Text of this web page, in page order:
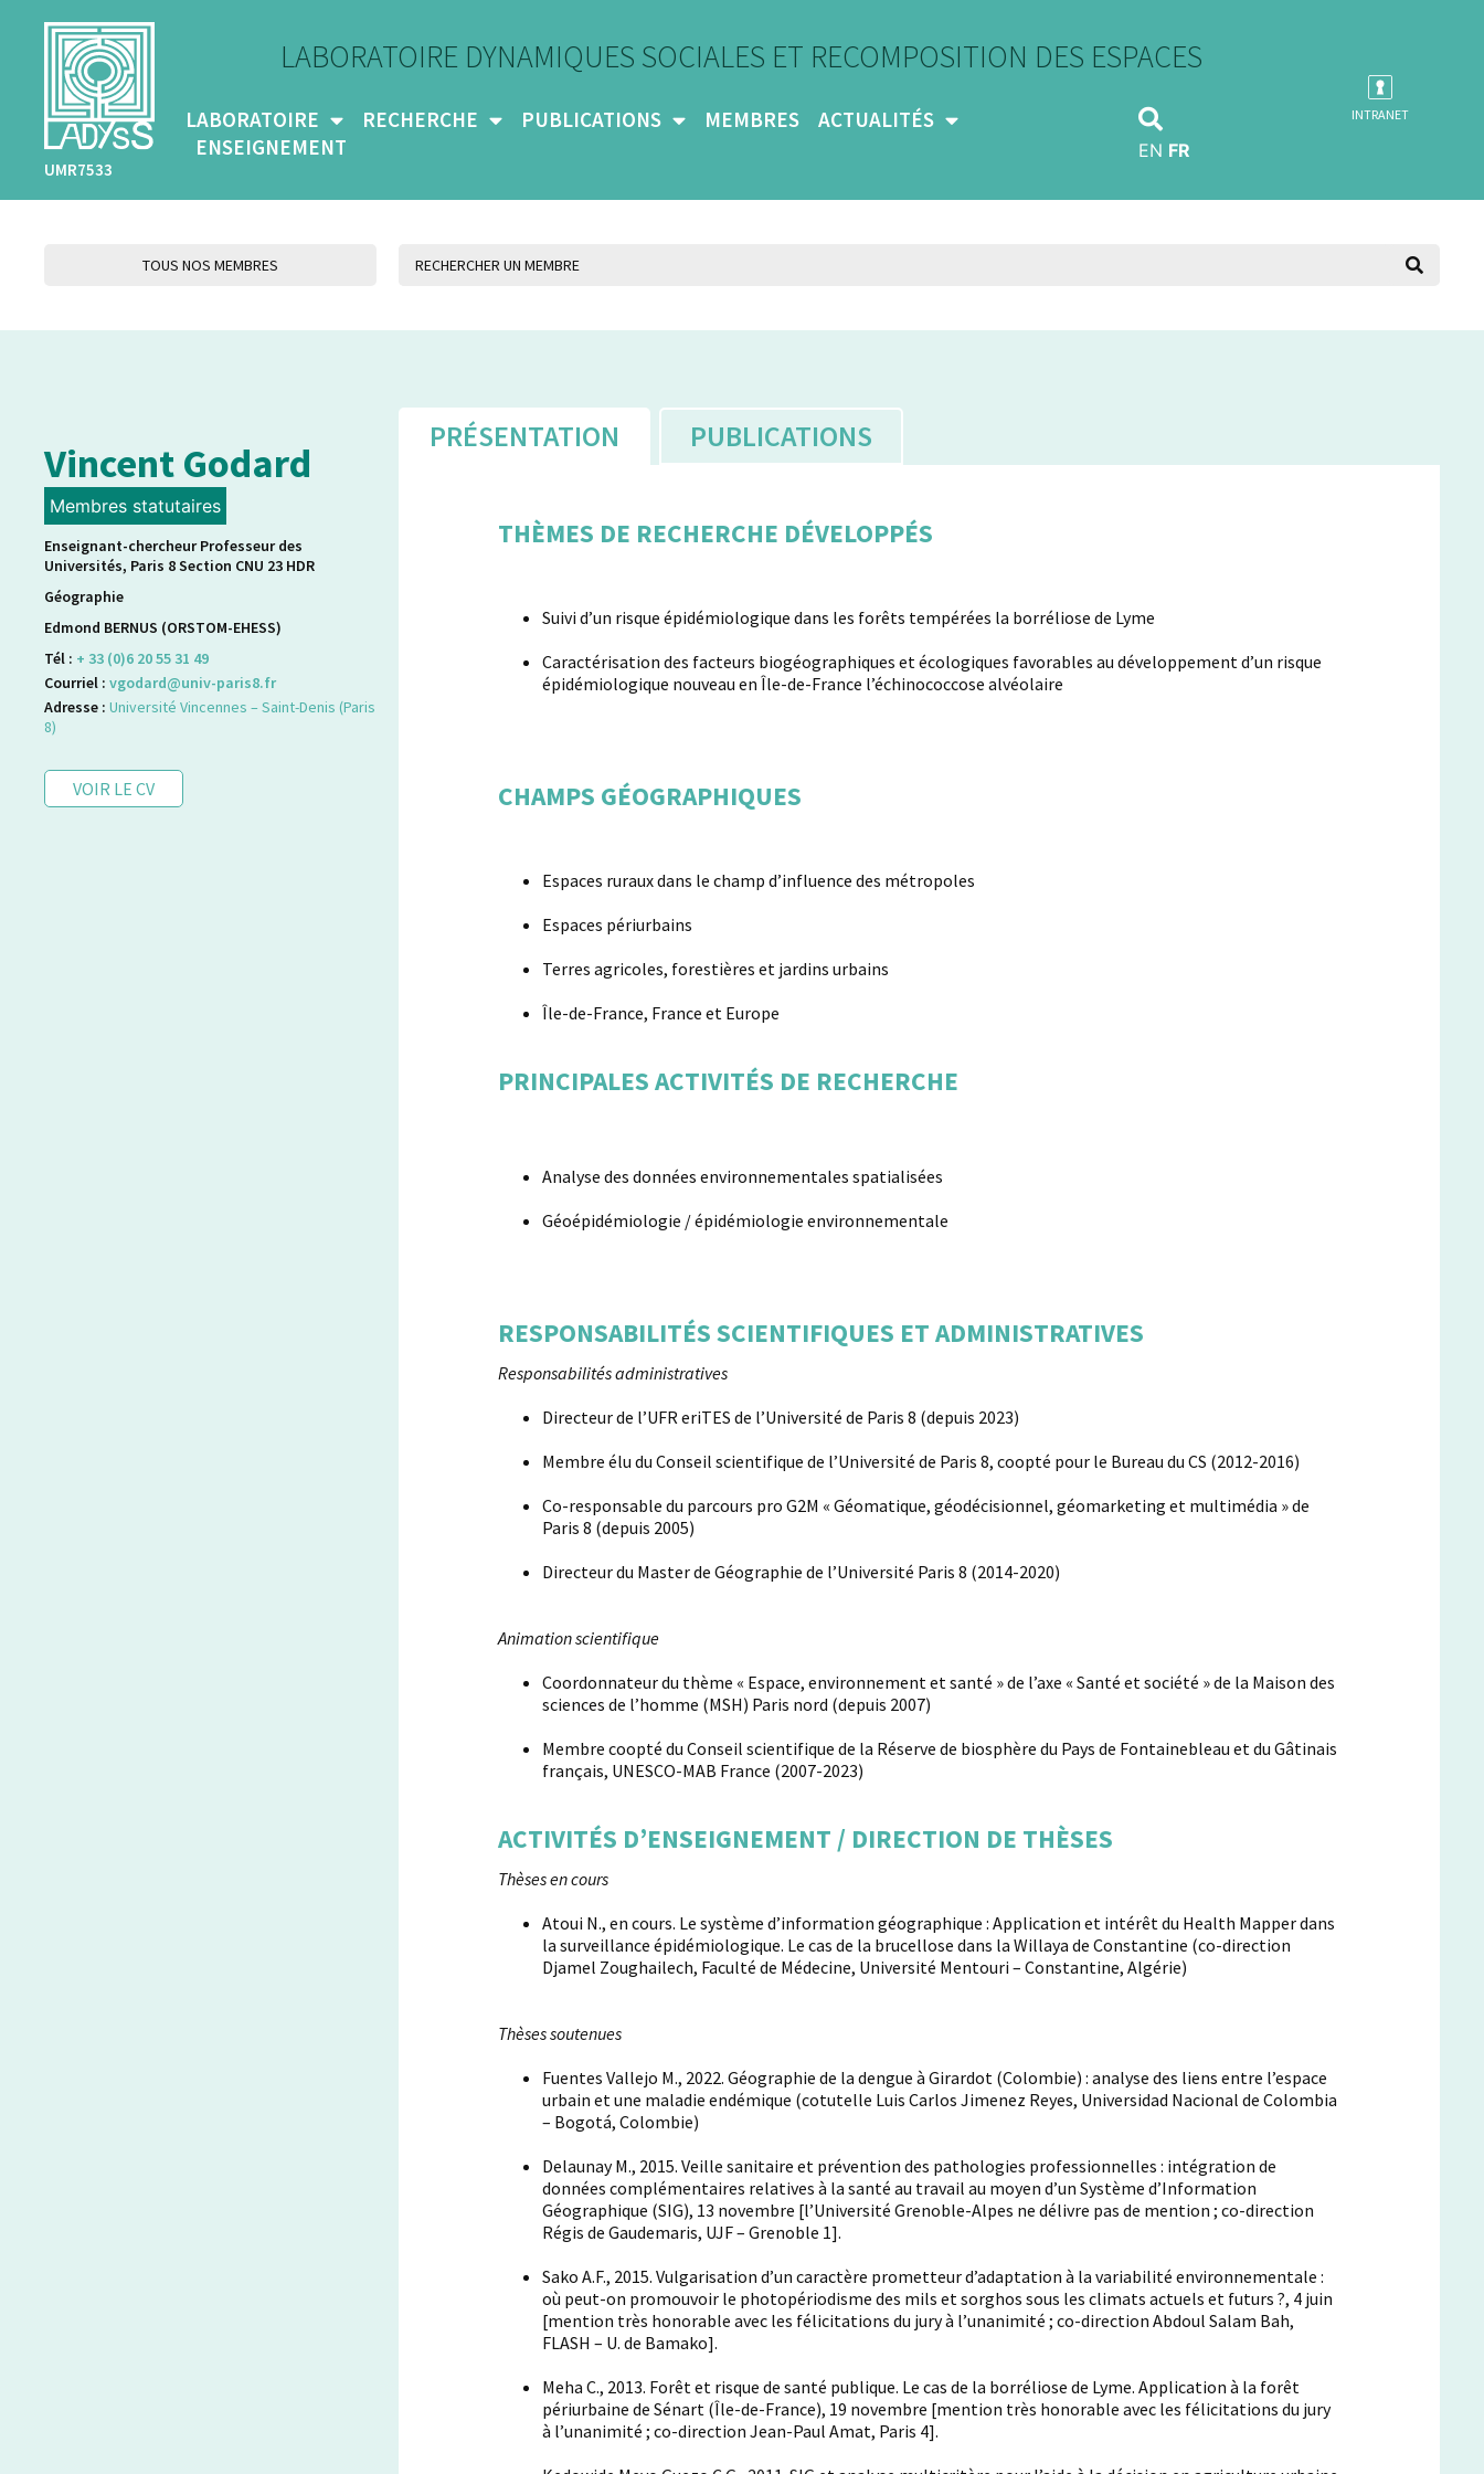
UMR7533
LABORATOIRE DYNAMIQUES SOCIALES ET RECOMPOSITION DES ESPACES
LABORATOIRE RECHERCHE PUBLICATIONS MEMBRES
ACTUALITÉS
ENSEIGNEMENT
EN FR
INTRANET
TOUS NOS MEMBRES
Vincent Godard
Membres statutaires
Enseignant-chercheur Professeur des
Universités, Paris 8 Section CNU 23 HDR
Géographie
Edmond BERNUS (ORSTOM-EHESS)
Tél : + 33 (0)6 20 55 31 49
Courriel : vgodard@univ-paris8.fr
Adresse : Université Vincennes – Saint-Denis (Paris
8)
VOIR LE CV
PRÉSENTATION PUBLICATIONS
THÈMES DE RECHERCHE DÉVELOPPÉS
Suivi d’un risque épidémiologique dans les forêts tempérées la borréliose de Lyme
Caractérisation des facteurs biogéographiques et écologiques favorables au développement d’un risque
épidémiologique nouveau en Île-de-France l’échinococcose alvéolaire
CHAMPS GÉOGRAPHIQUES
Espaces ruraux dans le champ d’influence des métropoles
Espaces périurbains
Terres agricoles, forestières et jardins urbains
Île-de-France, France et Europe
PRINCIPALES ACTIVITÉS DE RECHERCHE
Analyse des données environnementales spatialisées
Géoépidémiologie / épidémiologie environnementale
RESPONSABILITÉS SCIENTIFIQUES ET ADMINISTRATIVES
Responsabilités administratives
Directeur de l’UFR eriTES de l’Université de Paris 8 (depuis 2023)
Membre élu du Conseil scientifique de l’Université de Paris 8, coopté pour le Bureau du CS (2012-2016)
Co-responsable du parcours pro G2M « Géomatique, géodécisionnel, géomarketing et multimédia » de
Paris 8 (depuis 2005)
Directeur du Master de Géographie de l’Université Paris 8 (2014-2020)
Animation scientifique
Coordonnateur du thème « Espace, environnement et santé » de l’axe « Santé et société » de la Maison des
sciences de l’homme (MSH) Paris nord (depuis 2007)
Membre coopté du Conseil scientifique de la Réserve de biosphère du Pays de Fontainebleau et du Gâtinais
français, UNESCO-MAB France (2007-2023)
ACTIVITÉS D’ENSEIGNEMENT / DIRECTION DE THÈSES
Thèses en cours
Atoui N., en cours. Le système d’information géographique : Application et intérêt du Health Mapper dans
la surveillance épidémiologique. Le cas de la brucellose dans la Willaya de Constantine (co-direction
Djamel Zoughailech, Faculté de Médecine, Université Mentouri – Constantine, Algérie)
Thèses soutenues
Fuentes Vallejo M., 2022. Géographie de la dengue à Girardot (Colombie) : analyse des liens entre l’espace
urbain et une maladie endémique (cotutelle Luis Carlos Jimenez Reyes, Universidad Nacional de Colombia
– Bogotá, Colombie)
Delaunay M., 2015. Veille sanitaire et prévention des pathologies professionnelles : intégration de
données complémentaires relatives à la santé au travail au moyen d’un Système d’Information
Géographique (SIG), 13 novembre [l’Université Grenoble-Alpes ne délivre pas de mention ; co-direction
Régis de Gaudemaris, UJF – Grenoble 1].
Sako A.F., 2015. Vulgarisation d’un caractère prometteur d’adaptation à la variabilité environnementale :
où peut-on promouvoir le photopériodisme des mils et sorghos sous les climats actuels et futurs ?, 4 juin
[mention très honorable avec les félicitations du jury à l’unanimité ; co-direction Abdoul Salam Bah,
FLASH – U. de Bamako].
Meha C., 2013. Forêt et risque de santé publique. Le cas de la borréliose de Lyme. Application à la forêt
périurbaine de Sénart (Île-de-France), 19 novembre [mention très honorable avec les félicitations du jury
à l’unanimité ; co-direction Jean-Paul Amat, Paris 4].